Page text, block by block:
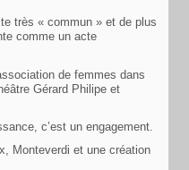
très « commun » et de plus
comme un acte
de femmes dans
Gérard Philipe et
c’est un engagement.
Monteverdi et une création